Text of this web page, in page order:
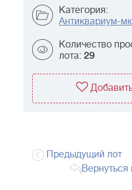
Категория:
Антиквариум-
Количество
лота: 29
Предыдущий лот
Вернуться